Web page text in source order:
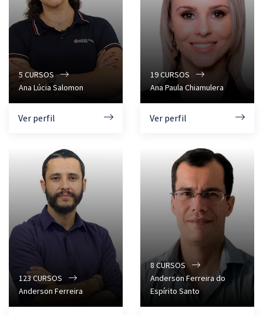
5 CURSOS
Ana Lúcia Salomon
Ver perfil
19CURSOS
Ana Paula Chiamulera
Ver perfil
123CURSOS
Anderson Ferreira
8 CURSOS
Anderson Ferreira do
Espírito Santo